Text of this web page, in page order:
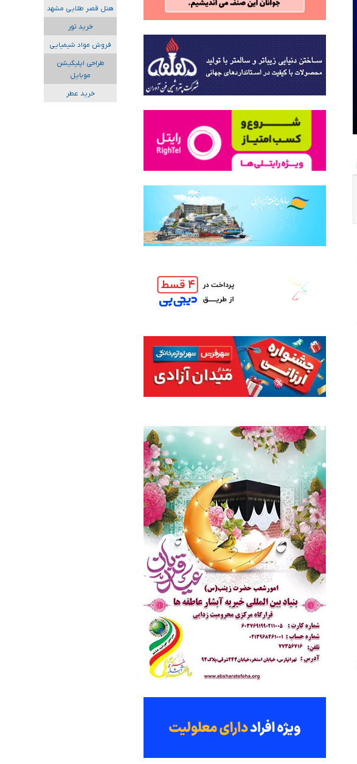
هتل قصر طلایی مشهد
خرید تور
فروش مواد شیمیایی
طراحی اپلیکیشن
موبایل
خرید عطر